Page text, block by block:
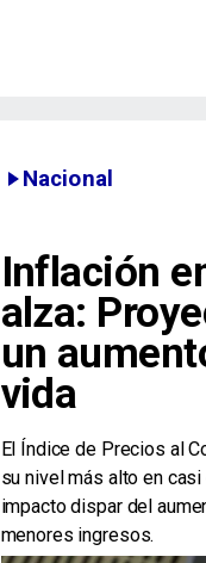
Nacional
Inflación
alza:
un
vida
El Índice de Precios al
su nivel más alto en
impacto dispar del
menores ingresos.